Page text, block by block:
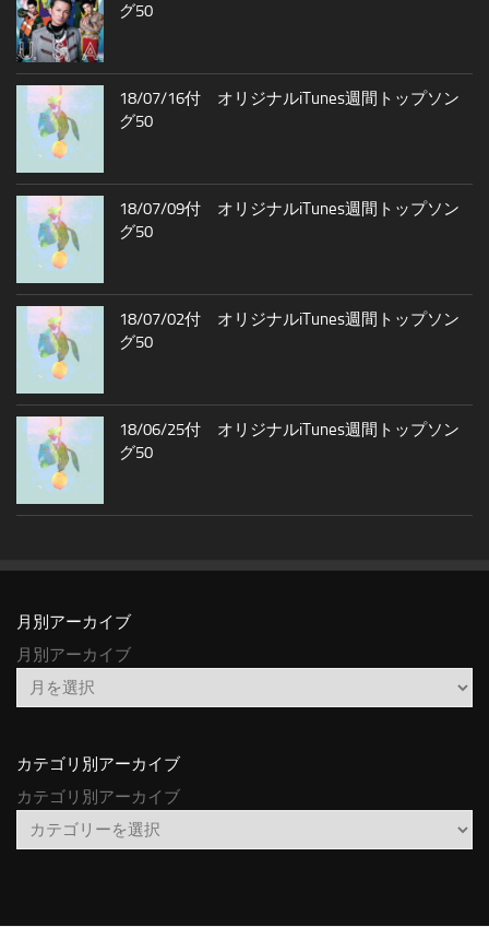
グ50
18/07/16付 オリジナルiTunes週間トップソン
グ50
18/07/09付 オリジナルiTunes週間トップソン
グ50
18/07/02付 オリジナルiTunes週間トップソン
グ50
18/06/25付 オリジナルiTunes週間トップソン
グ50
月別アーカイブ
月別アーカイブ
カテゴリ別アーカイブ
カテゴリ別アーカイブ